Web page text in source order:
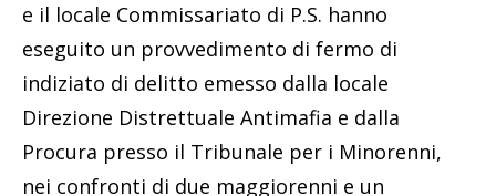
e il locale Commissariato di P.S. hanno
eseguito un provvedimento di fermo di
indiziato di delitto emesso dalla locale
Direzione Distrettuale Antimafia e dalla
Procura presso il Tribunale per i Minorenni,
nei confronti di due maggiorenni e un